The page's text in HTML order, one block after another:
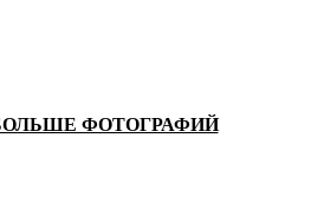
ФОТОГРАФИЙ